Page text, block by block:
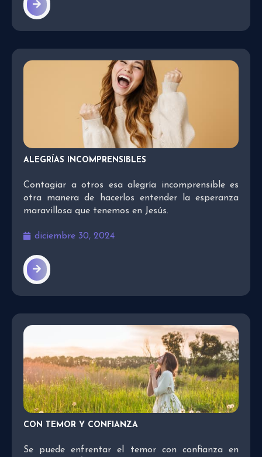
ALEGRÍAS INCOMPRENSIBLES
Contagiar a otros esa alegría incomprensible es
otra manera de hacerlos entender la esperanza
maravillosa que tenemos en Jesús.
diciembre 30, 2024
CON TEMOR Y CONFIANZA
Se puede enfrentar el temor con confianza en